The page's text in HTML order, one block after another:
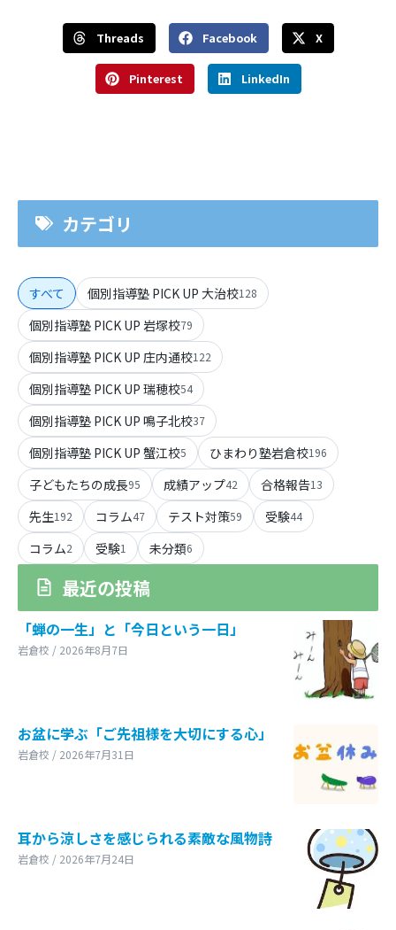
Threads Facebook X
Pinterest LinkedIn
カテゴリ
すべて 個別指導塾 PICK UP 大治校128
個別指導塾 PICK UP 岩塚校79
個別指導塾 PICK UP 庄内通校122
個別指導塾 PICK UP 瑞穂校54
個別指導塾 PICK UP 鳴子北校37
個別指導塾 PICK UP 蟹江校5 ひまわり塾岩倉校196
子どもたちの成長95 成績アップ42 合格報告13
先生192 コラム47 テスト対策59 受験44
コラム2 受験1 未分類6
最近の投稿
「蝉の一生」と「今日という一日」
岩倉校 / 2026年8月7日
お盆に学ぶ「ご先祖様を大切にする心」
岩倉校 / 2026年7月31日
耳から涼しさを感じられる素敵な風物詩
岩倉校 / 2026年7月24日